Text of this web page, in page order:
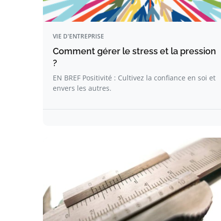
VIE D'ENTREPRISE
Comment gérer le stress et la pression
?
EN BREF Positivité : Cultivez la confiance en soi et
envers les autres.